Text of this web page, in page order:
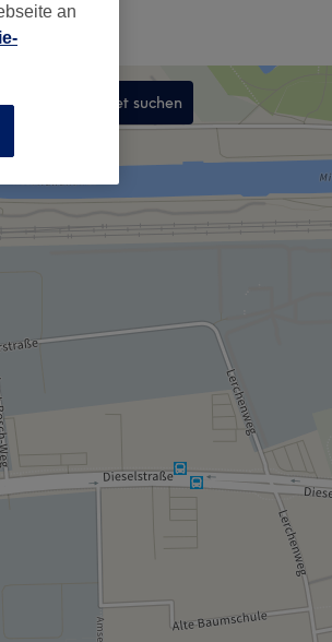
In diesem Gebiet suchen
an